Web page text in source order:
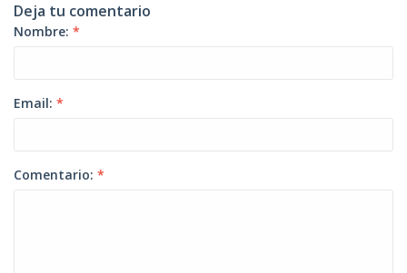
Deja tu comentario
Nombre: *
Email: *
Comentario: *